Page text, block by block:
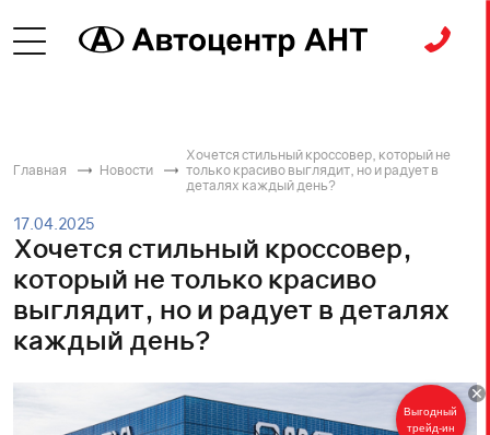
Главная Новости
Хочется стильный кроссовер, который не
только красиво выглядит, но и радует в
деталях каждый день?
17.04.2025
Хочется стильный кроссовер,
который не только красиво
выглядит, но и радует в деталях
каждый день?
Выгодный
трейд-ин